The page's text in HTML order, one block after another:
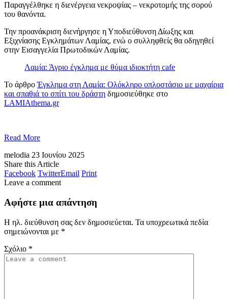
Παραγγέλθηκε η διενέργεια νεκροψίας – νεκροτομής της σορού
του θανόντα.
Την προανάκριση διενήργησε η Υποδιεύθυνση Δίωξης και
Εξιχνίασης Εγκλημάτων Λαμίας, ενώ ο συλληφθείς θα οδηγηθεί
στην Εισαγγελία Πρωτοδικών Λαμίας.
Λαμία: Άγριο έγκλημα με θύμα ιδιοκτήτη cafe
Το άρθροΈγκλημα στη Λαμία: Ολόκληρο οπλοστάσιο με μαχαίρια
και σπαθιά το σπίτι του δράστη δημοσιεύθηκε στο
LAMIAthema.gr
Read More
melodia 23 Ιουνίου 2025
Share this Article
Facebook TwitterEmail Print
Leave a comment
Αφήστε μια απάντηση
Η ηλ. διεύθυνση σας δεν δημοσιεύεται. Τα υποχρεωτικά πεδία
σημειώνονται με *
Σχόλιο *